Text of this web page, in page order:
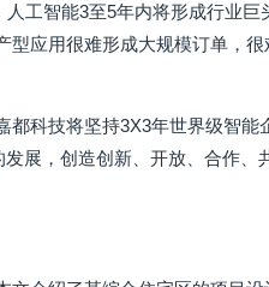
工智能3至5年内将形成行业巨
应用很难形成大规模订单，
科技将坚持3X3年世界级智能
展，创造创新、开放、合作、